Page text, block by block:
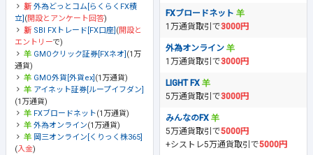
外為どっとコム[らくらくFX積
立] (開設とアンケート回答)
SBI FXトレード[FX口座] (開設と
エントリーで)
GMOクリック証券[FXネオ] (1万
通貨)
GMO外貨[外貨ex] (1万通貨)
アイネット証券[ループイフダン]
(1万通貨)
FXブロードネット(1万通貨)
外為オンライン(1万通貨)
岡三オンライン[くりっく株365]
(入金)
FXブロードネット
1万通貨取引で3000円
外為オンライン
1万通貨取引で3000円
LIGHT FX
5万通貨取引で3000円
みんなのFX
5万通貨取引で5000円
+シストレ5万通貨取引で5000円